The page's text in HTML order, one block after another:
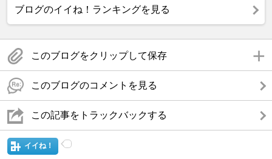
ブログのイイね！ランキングを見る
このブログをクリップして保存
このブログのコメントを見る
この記事をトラックバックする
イイね！